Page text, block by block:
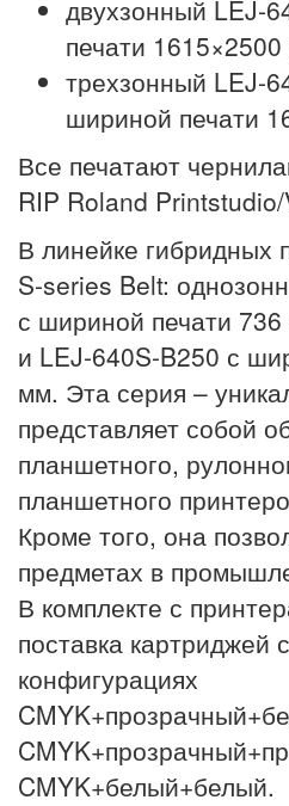
двухзонный LEJ-
печати
трехзонный LEJ-
шириной печати
Все печатают
RIP Roland
В линейке гибридных
S-series Belt:
с шириной печати
и LEJ-640S-B250 с
мм. Эта серия –
представляет собой
планшетного,
планшетного
Кроме того, она
предметах в
В комплекте с
поставка картриджей
конфигурациях
CMYK+белый+белый.